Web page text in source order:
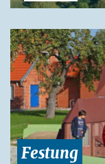
Festung